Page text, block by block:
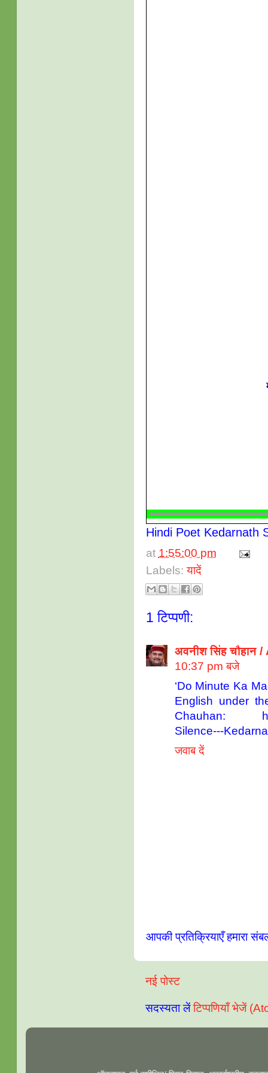
Hindi Poet Kedarnath
at 1:55:00 pm
Labels:यादें
1 टिप्पणी:
​अवनीश सिंह
10:37 pm बजे
‘Do Minute Ka
English under
Chauhan:
Silence---
जवाब दें
आपकी प्रतिक्रियाएँ हमारा
नई पोस्ट
सदस्यता लेंटिप्पणियाँ भेजें